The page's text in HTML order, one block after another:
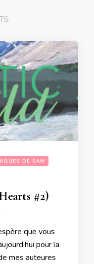
DE SAM
#2)
que vous
pour la
mes auteures